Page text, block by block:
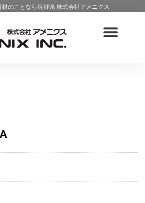
材のことなら長野県 株式会社アメニクス